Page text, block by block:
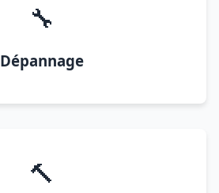
🔧
Dépannage
🔨